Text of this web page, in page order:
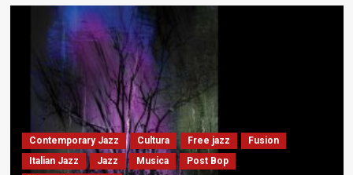
Contemporary Jazz Cultura Free jazz
Fusion
Italian Jazz
Jazz Musica
Post Bop